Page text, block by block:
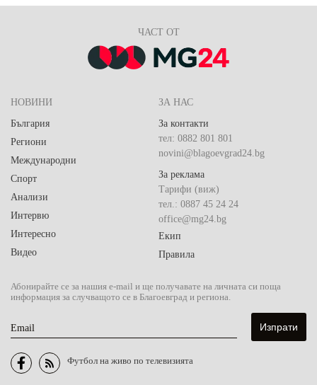
ЧАСТ ОТ
НОВИНИ
България
Региони
Международни
Спорт
Анализи
Интервю
Интересно
Видео
ЗА НАС
За контакти
тел: 0882 801 801
novini@blagoevgrad24.bg
За реклама
Тарифи (виж)
тел.: 0887 45 24 24
office@mg24.bg
Екип
Правила
Абонирайте се за нашия e-mail и ще получавате на личната си поща
информация за случващото се в Благоевград и региона.
Email
Футбол на живо по телевизията